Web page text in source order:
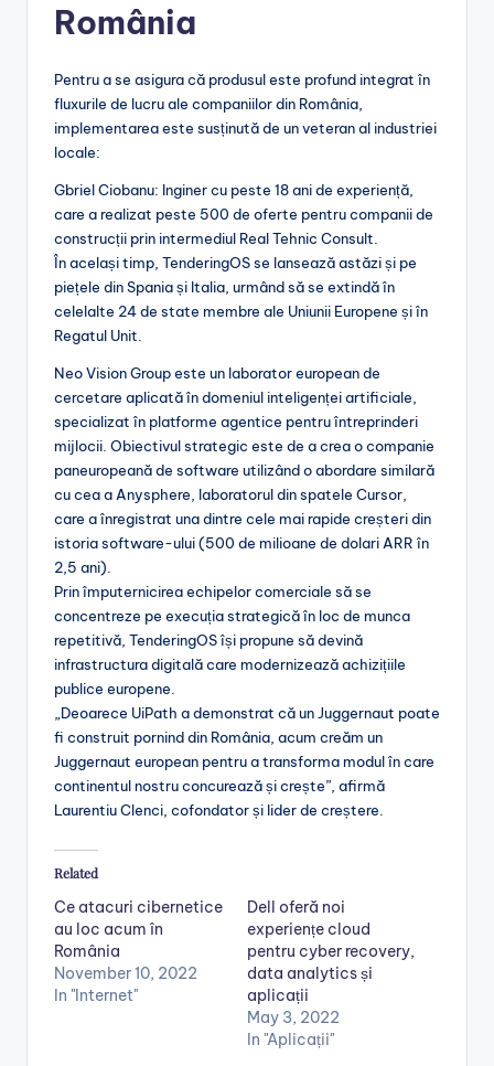
România
Pentru a se asigura că produsul este profund integrat în
fluxurile de lucru ale companiilor din România,
implementarea este susținută de un veteran al industriei
locale:
Gbriel Ciobanu: Inginer cu peste 18 ani de experiență,
care a realizat peste 500 de oferte pentru companii de
construcții prin intermediul Real Tehnic Consult.
În același timp, TenderingOS se lansează astăzi și pe
piețele din Spania și Italia, urmând să se extindă în
celelalte 24 de state membre ale Uniunii Europene și în
Regatul Unit.
Neo Vision Group este un laborator european de
cercetare aplicată în domeniul inteligenței artificiale,
specializat în platforme agentice pentru întreprinderi
mijlocii. Obiectivul strategic este de a crea o companie
paneuropeană de software utilizând o abordare similară
cu cea a Anysphere, laboratorul din spatele Cursor,
care a înregistrat una dintre cele mai rapide creșteri din
istoria software-ului (500 de milioane de dolari ARR în
2,5 ani).
Prin împuternicirea echipelor comerciale să se
concentreze pe execuția strategică în loc de munca
repetitivă, TenderingOS își propune să devină
infrastructura digitală care modernizează achizițiile
publice europene.
„Deoarece UiPath a demonstrat că un Juggernaut poate
fi construit pornind din România, acum creăm un
Juggernaut european pentru a transforma modul în care
continentul nostru concurează și crește”, afirmă
Laurentiu Clenci, cofondator și lider de creștere.
Related
Ce atacuri cibernetice
au loc acum în
România
November 10, 2022
In "Internet"
Dell oferă noi
experiențe cloud
pentru cyber recovery,
data analytics și
aplicații
May 3, 2022
In "Aplicații"